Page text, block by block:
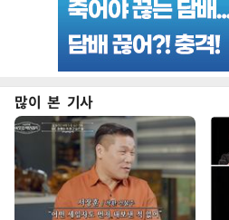
많이 본 기사